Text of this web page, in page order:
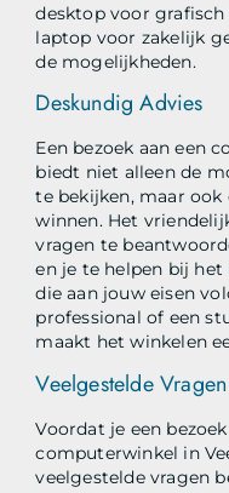
desktop voor
laptop voor zakelijk
de mogelijkheden.
Deskundig Advies
Een bezoek aan een
biedt niet alleen de
te bekijken, maar
winnen. Het
vragen te
en je te helpen bij het
die aan jouw eisen
professional of een
maakt het winkelen
Veelgestelde
Voordat je een
computerwinkel in
veelgestelde vragen